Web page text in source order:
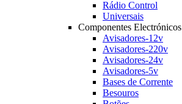
Rádio Control
Universais
Componentes Electrónicos
Avisadores-12v
Avisadores-220v
Avisadores-24v
Avisadores-5v
Bases de Corrente
Besouros